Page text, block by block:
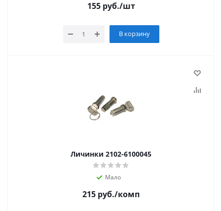
155руб./шт
В корзину
Личинки 2102-6100045
Мало
215 руб./комп